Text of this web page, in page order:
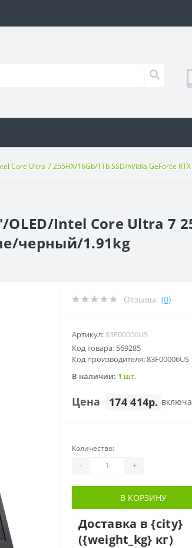
Core Ultra 7 255HX/16Gb/1Tb SSD/nVidia GeForce
Intel Core Ultra 7
черный/1.91kg
Отзывы: (0)
Артикул: 83F00006US
Код товара: 569285
Код производителя: 83F00006US
В наличии: 1 шт.
Цена 174 414р.
Количество:
- +
В КОРЗИНУ
Доставка в {city}
({weight_kg} кг)